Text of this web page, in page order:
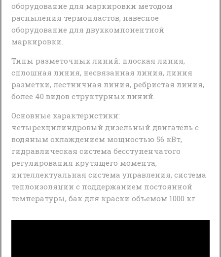
оборудование для маркировки методом
распыления термопластов, навесное
оборудование для двухкомпонентной
маркировки.
Типы разметочных линий: плоская линия,
сплошная линия, несвязанная линия, линия
разметки, лестничная линия, ребристая линия,
более 40 видов структурных линий.
Основные характеристики:
четырехцилиндровый дизельный двигатель с
водяным охлаждением мощностью 56 кВт,
гидравлическая система бесступенчатого
регулирования крутящего момента,
интеллектуальная система управления, система
теплоизоляции с поддержанием постоянной
температуры, бак для краски объемом 1000 кг.